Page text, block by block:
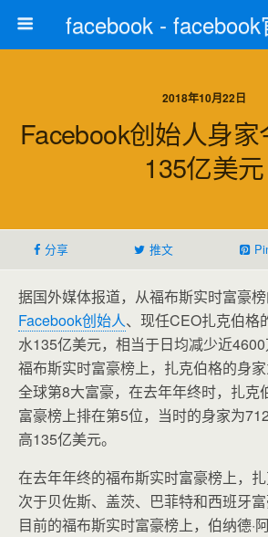
2018年10月22日
Facebook创始人身
135亿美元
分享 推文
据国外媒体报道，从福布斯实时富豪榜
Facebook创始人、现任CEO扎克伯格
水135亿美元，相当于日均减少近
福布斯实时富豪榜上，扎克伯格的身
全球第8大富豪，在去年年终时，扎克
富豪榜上排在第5位，当时的身家为
高135亿美元。
在去年年终的福布斯实时富豪榜上，
次于贝佐斯、盖茨、巴菲特和西班牙
目前的福布斯实时富豪榜上，伯纳德·